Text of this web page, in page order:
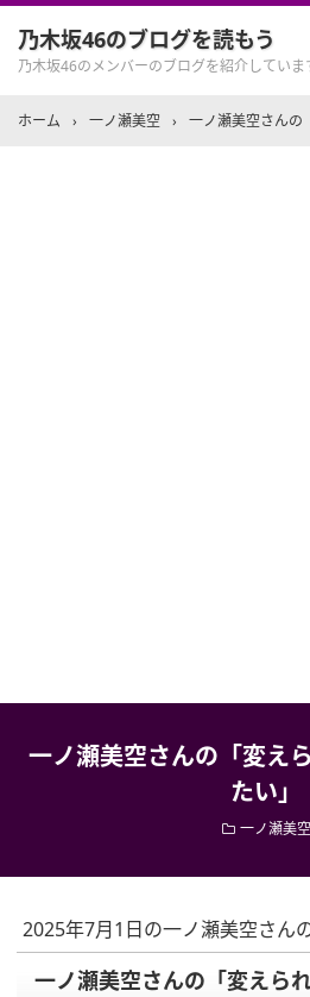
乃木坂46のブログを読もう
乃木坂46のメンバーのブログを紹介していま
ホーム › 一ノ瀬美空 › 一ノ瀬美空さんの
一ノ瀬美空さんの「変え
たい」
一ノ瀬美空
2025年7月1日の一ノ瀬美空さん
一ノ瀬美空さんの「変えら